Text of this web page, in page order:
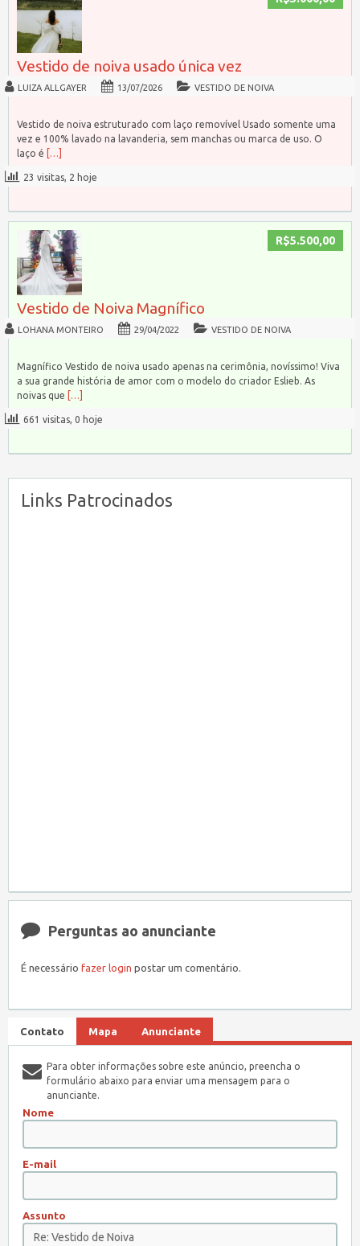
Vestido de noiva usado única vez
LUIZA ALLGAYER 13/07/2026 VESTIDO DE NOIVA
Vestido de noiva estruturado com laço removível Usado somente uma
vez e 100% lavado na lavanderia, sem manchas ou marca de uso. O
laço é
[…]
23 visitas, 2 hoje
R$5.500,00
Vestido de Noiva Magnífico
LOHANA MONTEIRO 29/04/2022 VESTIDO DE NOIVA
Magnífico Vestido de noiva usado apenas na cerimônia, novíssimo! Viva
a sua grande história de amor com o modelo do criador Eslieb. As
noivas que
[…]
661 visitas, 0 hoje
Links Patrocinados
Perguntas ao anunciante
É necessário fazer login postar um comentário.
Contato Mapa Anunciante
Para obter informações sobre este anúncio, preencha o
formulário abaixo para enviar uma mensagem para o
anunciante.
Nome
E-mail
Assunto